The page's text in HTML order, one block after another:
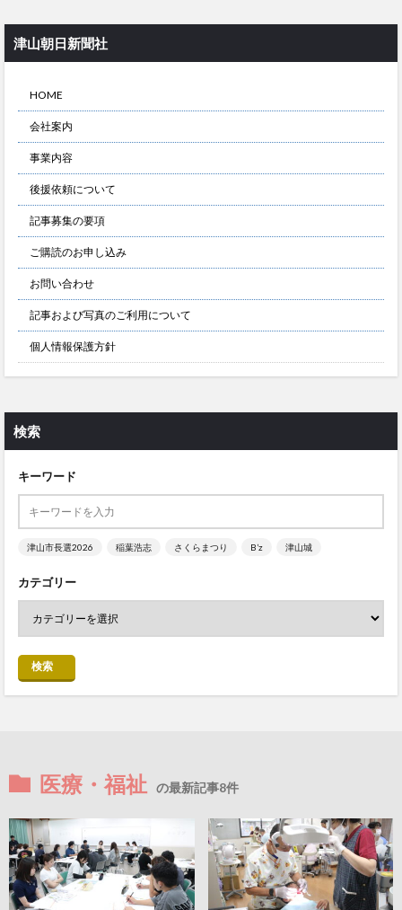
津山朝日新聞社
HOME
会社案内
事業内容
後援依頼について
記事募集の要項
ご購読のお申し込み
お問い合わせ
記事および写真のご利用について
個人情報保護方針
検索
キーワード
津山市長選2026 稲葉浩志 さくらまつり B’z 津山城
カテゴリー
検索
医療・福祉 の最新記事8件